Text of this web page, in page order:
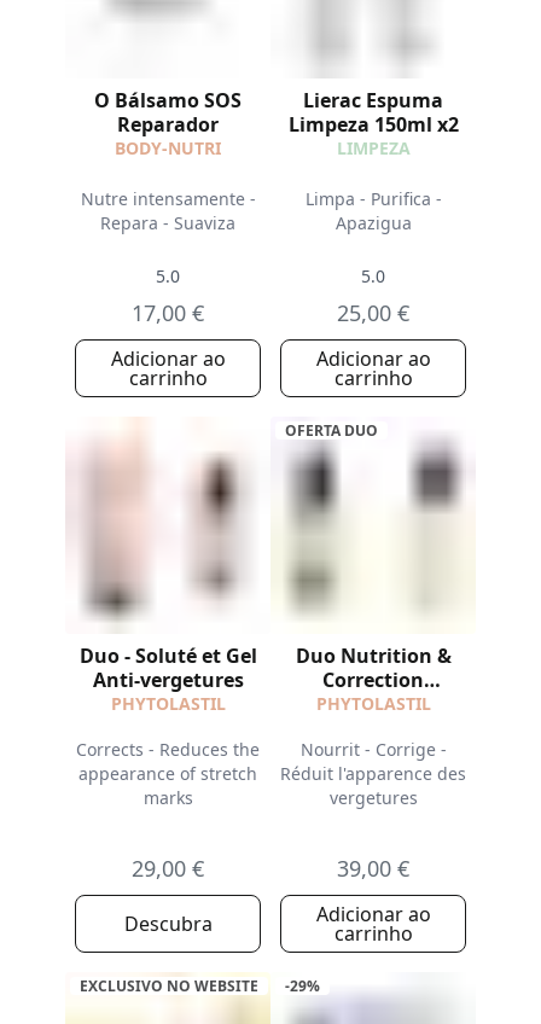
O Bálsamo SOS
Reparador
BODY-NUTRI
Nutre intensamente -
Repara - Suaviza
5.0
17,00 €
Adicionar ao
carrinho
Lierac Espuma
Limpeza 150ml x2
LIMPEZA
Limpa - Purifica -
Apazigua
5.0
25,00 €
Adicionar ao
carrinho
Duo - Soluté et Gel
Anti-vergetures
PHYTOLASTIL
Corrects - Reduces the
appearance of stretch
marks
29,00 €
Descubra
OFERTA DUO
Duo Nutrition &
Correction
Vergetures
PHYTOLASTIL
Nourrit - Corrige -
Réduit l'apparence des
vergetures
39,00 €
Adicionar ao
carrinho
EXCLUSIVO NO WEBSITE​ -29%